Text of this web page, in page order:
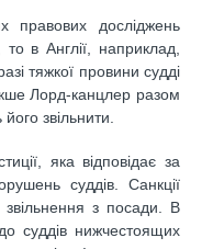
правових досліджень
в Англії, наприклад,
тяжкої провини судді
Лорд-канцлер разом
звільнити.
яка відповідає за
суддів. Санкції
звільнення з посади. В
суддів нижчестоящих